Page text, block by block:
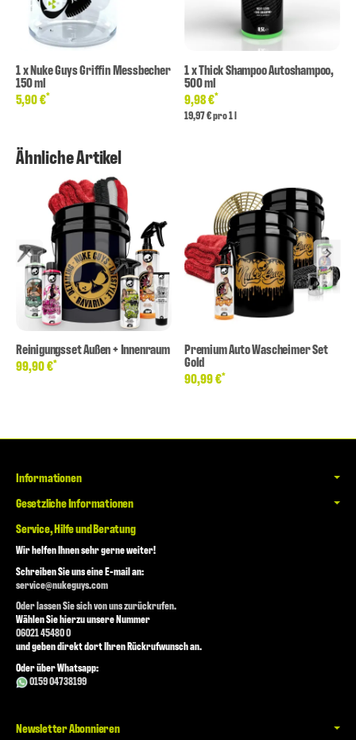
1xNuke Guys Griffin Messbecher
150 ml
5,90 €*
1xThick Shampoo Autoshampoo,
500 ml
9,98 €*
19,97 € pro 1 l
Ähnliche Artikel
Reinigungsset Außen + Innenraum
99,90 €*
Premium Auto Wascheimer Set
Gold
90,99 €*
Informationen
Gesetzliche Informationen
Service, Hilfe und Beratung
Wir helfen Ihnen sehr gerne weiter!
Schreiben Sie uns eine E-mail an:
service@nukeguys.com
Oder lassen Sie sich von uns zurückrufen.
Wählen Sie hierzu unsere Nummer
06021 45480 0
und geben direkt dort Ihren Rückrufwunsch an.
Oder über Whatsapp:
0159 04738199
Newsletter Abonnieren